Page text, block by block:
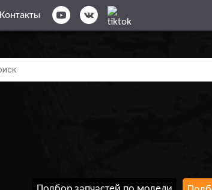
Контакты